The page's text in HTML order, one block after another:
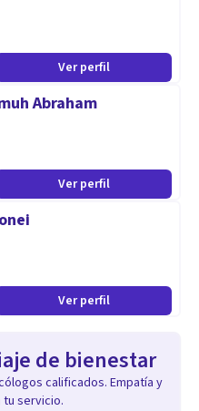
Ver perfil
Abraham
Ver perfil
Ver perfil
de bienestar
calificados. Empatía y
tu servicio.